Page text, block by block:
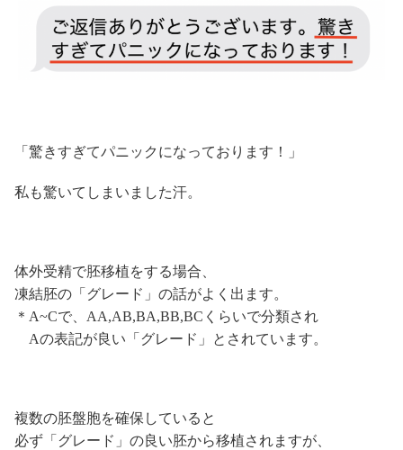
「驚きすぎてパニックになっております！」
私も驚いてしまいました汗。
体外受精で胚移植をする場合、
凍結胚の「グレード」の話がよく出ます。
＊A~Cで、AA,AB,BA,BB,BCくらいで分類され
Aの表記が良い「グレード」とされています。
複数の胚盤胞を確保していると
必ず「グレード」の良い胚から移植されますが、